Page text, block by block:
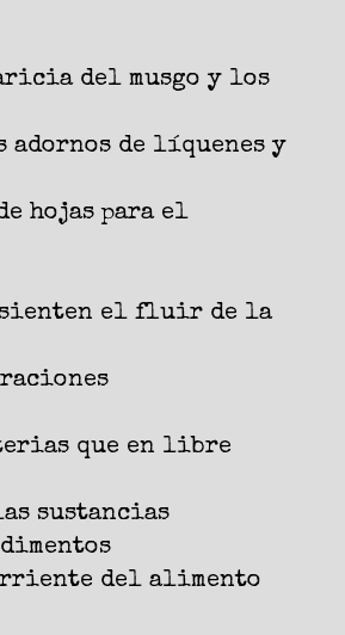
del musgo y los
adornos de líquenes y
hojas para el
sienten el fluir de la
que en libre
sustancias
del alimento